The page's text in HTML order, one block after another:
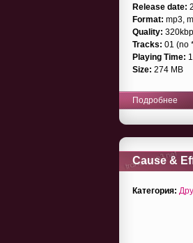
Release date:
Format: mp3,
Quality:
Tracks: 01 (no
Playing Time:
Size: 274 MB
Подробнее
Cause &
Категория: